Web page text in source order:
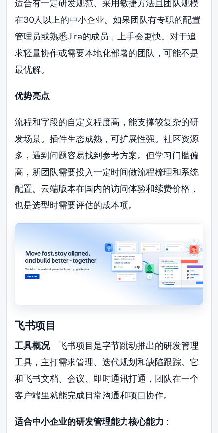
适合有一定研发规范、采用敏捷方法且团队规模
在30人以上的中小企业。如果团队有专职的配置
管理员或熟悉Jira的成员，上手会更快。对于追
求轻量协作或需要本地化部署的团队，可能不是
最优解。
优势亮点
流程和字段的自定义程度高，能支撑较复杂的研
发场景。插件生态成熟，可扩展性强。社区资源
多，遇到问题容易找到参考方案。但学习门槛偏
高，新团队需要投入一定时间做流程梳理和系统
配置。云端版本在国内的访问体验和续费价格，
也是选型时需要评估的成本项。
飞书项目
工具概况：飞书项目是字节跳动推出的研发管理
工具，主打需求管理、迭代规划和缺陷跟踪。它
和飞书文档、会议、即时通讯打通，团队在一个
客户端里就能完成日常沟通和项目协作。
适合中小企业的研发管理能力核心能力 ：